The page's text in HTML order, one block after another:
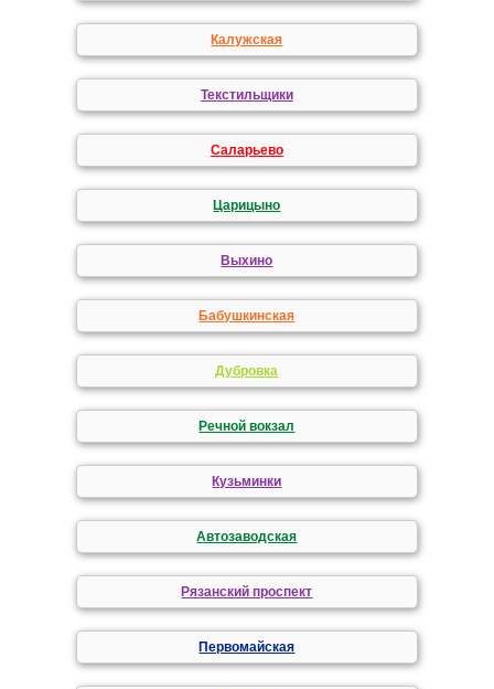
Калужская
Текстильщики
Саларьево
Царицыно
Выхино
Бабушкинская
Дубровка
Речной вокзал
Кузьминки
Автозаводская
Рязанский проспект
Первомайская